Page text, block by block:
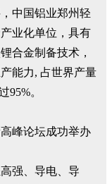
中国铝业郑州轻
业化单位，具有
合金制备技术，
能力, 占世界产量
95%。
强、导电、导